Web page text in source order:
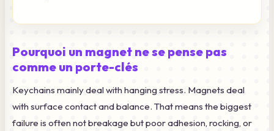
Pourquoi un magnet ne se pense pas
comme un porte-clés
Keychains mainly deal with hanging stress. Magnets deal
with surface contact and balance. That means the biggest
failure is often not breakage but poor adhesion, rocking, or